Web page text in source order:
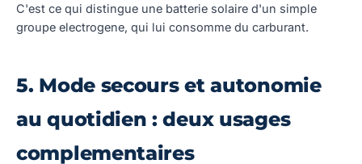
C'est ce qui distingue une batterie solaire d'un simple
groupe electrogene, qui lui consomme du carburant.
5. Mode secours et autonomie
au quotidien : deux usages
complementaires